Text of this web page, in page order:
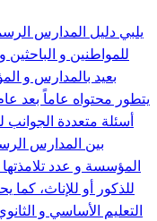
للمواطنين و
بعيد بالمدارس و
يتطور محتواه عاماً بعد
أسئلة متعددة الجوانب
بين المدارس
المؤسسة و عدد
للذكور أو للإناث،
التعليم الأساسي و